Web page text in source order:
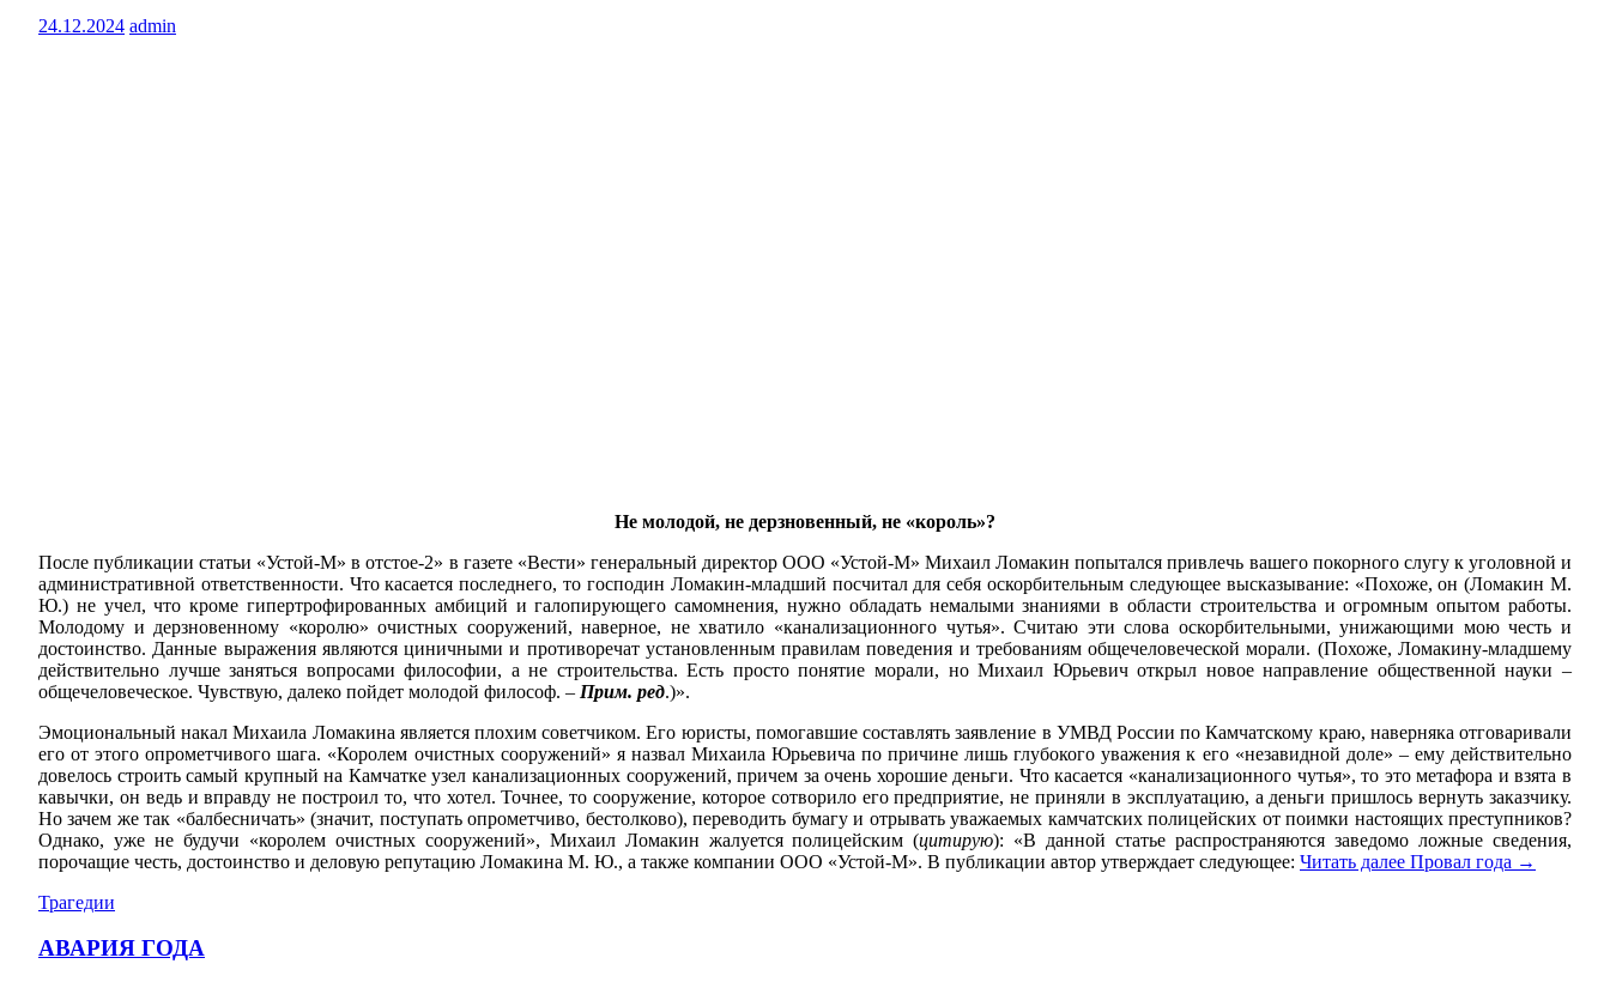
24.12.2024 admin
Не молодой, не дерзновенный, не «король»?
После публикации статьи «Устой-М» в отстое-2» в газете «Вести» генеральный директор ООО «Устой-М» Михаил Ломакин попытался привлечь вашего покорного слугу к уголовной и
административной ответственности. Что касается последнего, то господин Ломакин-младший посчитал для себя оскорбительным следующее высказывание: «Похоже, он (Ломакин М.
Ю.) не учел, что кроме гипертрофированных амбиций и галопирующего самомнения, нужно обладать немалыми знаниями в области строительства и огромным опытом работы.
Молодому и дерзновенному «королю» очистных сооружений, наверное, не хватило «канализационного чутья». Считаю эти слова оскорбительными, унижающими мою честь и
достоинство. Данные выражения являются циничными и противоречат установленным правилам поведения и требованиям общечеловеческой морали. (Похоже, Ломакину-младшему
действительно лучше заняться вопросами философии, а не строительства. Есть просто понятие морали, но Михаил Юрьевич открыл новое направление общественной науки –
общечеловеческое. Чувствую, далеко пойдет молодой философ. – Прим. ред.)».
Эмоциональный накал Михаила Ломакина является плохим советчиком. Его юристы, помогавшие составлять заявление в УМВД России по Камчатскому краю, наверняка отговаривали
его от этого опрометчивого шага. «Королем очистных сооружений» я назвал Михаила Юрьевича по причине лишь глубокого уважения к его «незавидной доле» – ему действительно
довелось строить самый крупный на Камчатке узел канализационных сооружений, причем за очень хорошие деньги. Что касается «канализационного чутья», то это метафора и взята в
кавычки, он ведь и вправду не построил то, что хотел. Точнее, то сооружение, которое сотворило его предприятие, не приняли в эксплуатацию, а деньги пришлось вернуть заказчику.
Но зачем же так «балбесничать» (значит, поступать опрометчиво, бестолково), переводить бумагу и отрывать уважаемых камчатских полицейских от поимки настоящих преступников?
Однако, уже не будучи «королем очистных сооружений», Михаил Ломакин жалуется полицейским (цитирую): «В данной статье распространяются заведомо ложные сведения,
порочащие честь, достоинство и деловую репутацию Ломакина М. Ю., а также компании ООО «Устой-М». В публикации автор утверждает следующее: Читать далее Провал года →
Трагедии
АВАРИЯ ГОДА